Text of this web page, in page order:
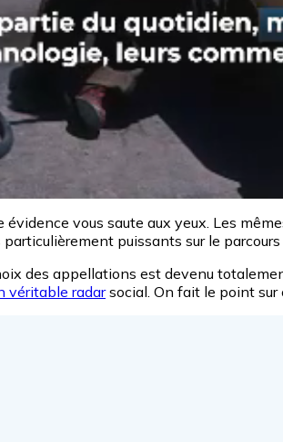
évidence vous saute aux yeux. Les
puissants sur le
des appellations est devenu
véritable radarsocial. On fait le point sur